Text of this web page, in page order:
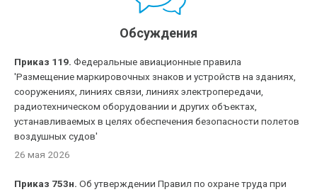
Обсуждения
Приказ 119. Федеральные авиационные правила
'Размещение маркировочных знаков и устройств на зданиях,
сооружениях, линиях связи, линиях электропередачи,
радиотехническом оборудовании и других объектах,
устанавливаемых в целях обеспечения безопасности полетов
воздушных судов'
26 мая 2026
Приказ 753н. Об утверждении Правил по охране труда при